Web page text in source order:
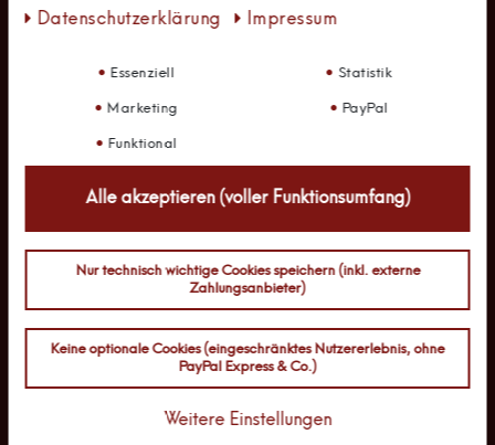
SIE WÜNSCHEN BERATUNG?
Gerne stehen wir Ihnen telefonisch
oder per E-Mail zur Verfügung:
Daten­schutz­erklärung
Impressum
Essenziell Statistik
Marketing PayPal
Funktional
Alle akzeptieren (voller Funktionsumfang)
Nur technisch wichtige Cookies speichern (inkl. externe
Zahlungsanbieter)
Keine optionale Cookies (eingeschränktes Nutzererlebnis, ohne
PayPal Express & Co.)
Weitere Einstellungen